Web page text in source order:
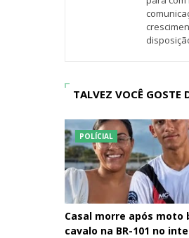
TALVEZ VOCÊ GOSTE
POLÍCIAL
Casal morre após moto
cavalo na BR-101 no